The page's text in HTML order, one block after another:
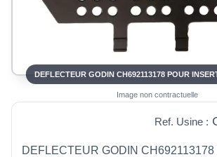
Image non contractuelle
Ref. Usine :
DEFLECTEUR GODIN CH692113178